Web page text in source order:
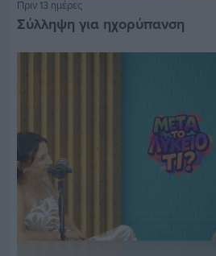
Πριν 13 ημέρες
Σύλληψη για ηχορύπανση